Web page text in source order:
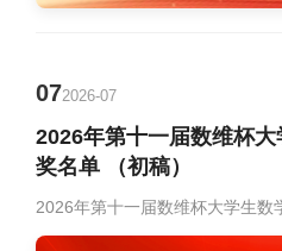
2026年第十一届数维杯
奖名单 （初稿）
072026-07